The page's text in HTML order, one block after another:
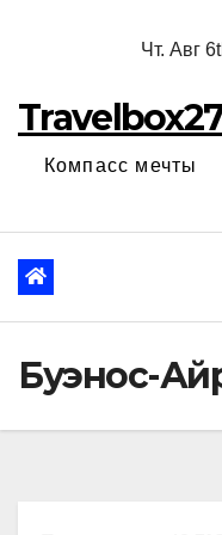
Чт. Авг
Компасс мечты
Буэнос-